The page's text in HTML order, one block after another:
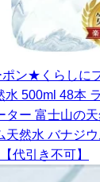
ン★くらしに
水 500ml 48本
ター 富士山の
天然水 バナジ
代引き不可】